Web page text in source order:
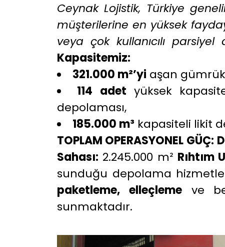
Ceynak Lojistik, Türkiye
müşterilerine en yüksek
veya çok kullanıcılı
Kapasitemiz:
321.000 m²’yi aşan
114 adet yüksek
depolaması,
185.000 m³ kapasiteli likit
TOPLAM OPERASYONEL GÜÇ:
Sahası: 2.245.000 m² Rıhtım
sunduğu depolama
paketleme, elleçlemeve
sunmaktadır.